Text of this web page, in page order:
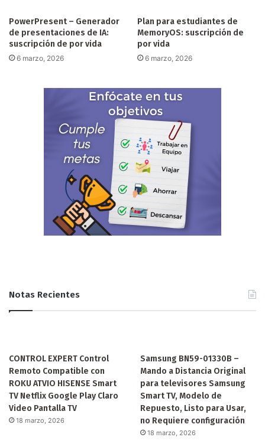
PowerPresent – Generador
de presentaciones de IA:
suscripción de por vida
6 marzo, 2026
Plan para estudiantes de
MemoryOS: suscripción de
por vida
6 marzo, 2026
Notas Recientes
CONTROL EXPERT Control
Remoto Compatible con
ROKU ATVIO HISENSE Smart
TV Netflix Google Play Claro
Video Pantalla TV
18 marzo, 2026
Samsung BN59-01330B –
Mando a Distancia Original
para televisores Samsung
Smart TV, Modelo de
Repuesto, Listo para Usar,
no Requiere configuración
18 marzo, 2026